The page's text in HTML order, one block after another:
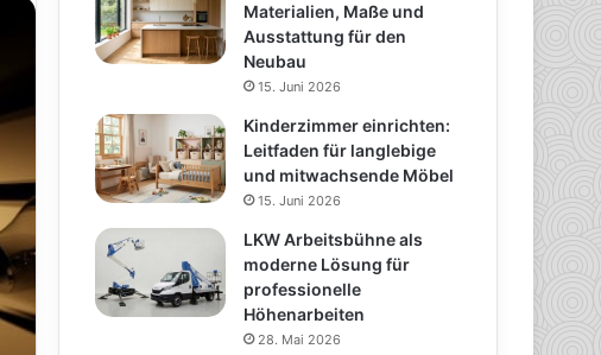
Materialien, Maße und
Ausstattung für den
Neubau
15. Juni 2026
Kinderzimmer einrichten:
Leitfaden für langlebige
und mitwachsende Möbel
15. Juni 2026
LKW Arbeitsbühne als
moderne Lösung für
professionelle
Höhenarbeiten
28. Mai 2026